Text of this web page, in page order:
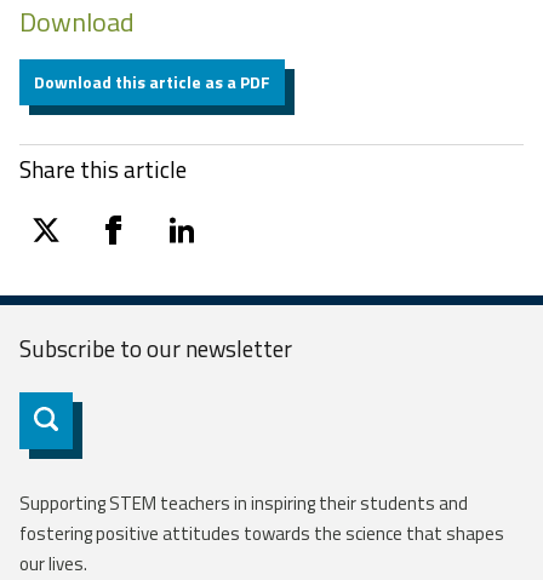
Download
Download this article as a PDF
Share this article
twitter facebooklinkedin
Subscribe to ournewsletter
Subscribe
Supporting STEM teachers in inspiring their students and
fostering positive attitudes towards the science that shapes
our lives.